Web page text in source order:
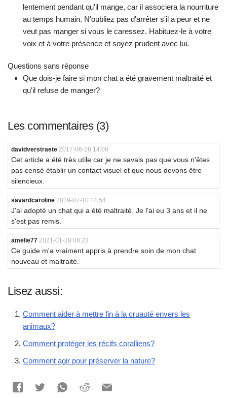
lentement pendant qu'il mange, car il associera la nourriture
au temps humain. N'oubliez pas d'arrêter s'il a peur et ne
veut pas manger si vous le caressez. Habituez-le à votre
voix et à votre présence et soyez prudent avec lui.
Questions sans réponse
Que dois-je faire si mon chat a été gravement maltraité et
qu'il refuse de manger?
Les commentaires (3)
davidverstraete 2017-06-28 14:08
Cet article a été très utile car je ne savais pas que vous n'êtes
pas censé établir un contact visuel et que nous devons être
silencieux.
savardcaroline 2019-07-10 14:54
J'ai adopté un chat qui a été maltraité. Je l'ai eu 3 ans et il ne
s'est pas remis.
amelie77 2021-01-28 08:23
Ce guide m'a vraiment appris à prendre soin de mon chat
nouveau et maltraité.
Lisez aussi:
Comment aider à mettre fin à la cruauté envers les
animaux?
Comment protéger les récifs coralliens?
Comment agir pour préserver la nature?